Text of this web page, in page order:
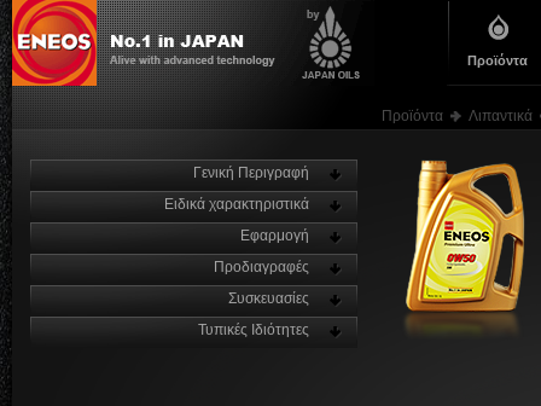
Προϊόντα
Προϊόντα Λιπαντικά
Γενική Περιγραφή
Ειδικά χαρακτηριστικά
Εφαρμογή
Προδιαγραφές
Συσκευασίες
Τυπικές Ιδιότητες